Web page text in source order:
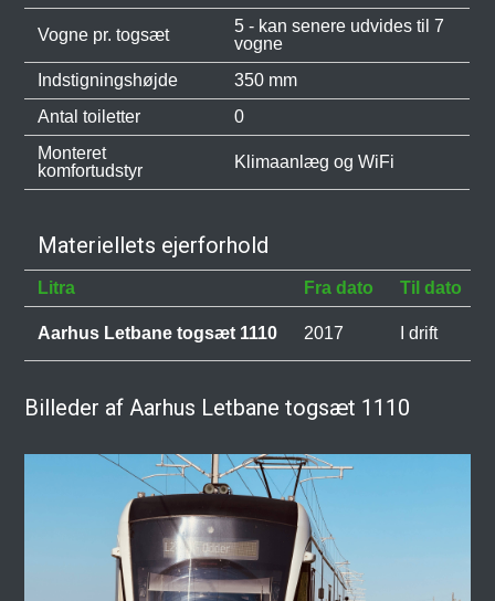
Vogne pr. togsæt
5 - kan senere udvides til 7
vogne
Indstigningshøjde
350 mm
Antal toiletter
0
Monteret
komfortudstyr
Klimaanlæg og WiFi
Materiellets ejerforhold
Litra Fra dato Til dato
Aarhus Letbane togsæt 1110 2017 I drift
Billeder af Aarhus Letbane togsæt 1110